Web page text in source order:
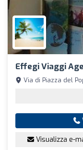
Effegi Viaggi
Via di Piazza del
Visualizza e-